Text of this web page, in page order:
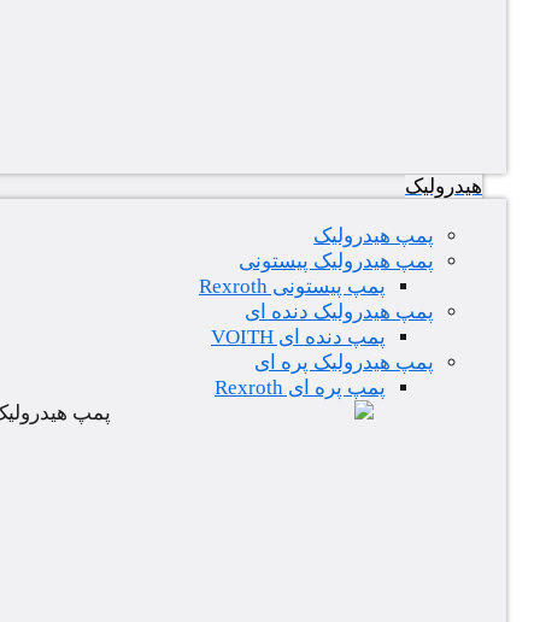
هیدرولیک
پمپ هیدرولیک
پمپ هیدرولیک پیستونی
پمپ پیستونی Rexroth
پمپ هیدرولیک دنده ای
پمپ دنده ای VOITH
پمپ هیدرولیک پره ای
پمپ پره ای Rexroth